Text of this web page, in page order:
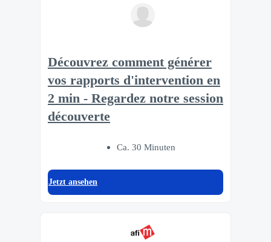
Découvrez comment générer
vos rapports d'intervention en
2 min - Regardez notre session
découverte
Ca. 30 Minuten
Jetzt ansehen